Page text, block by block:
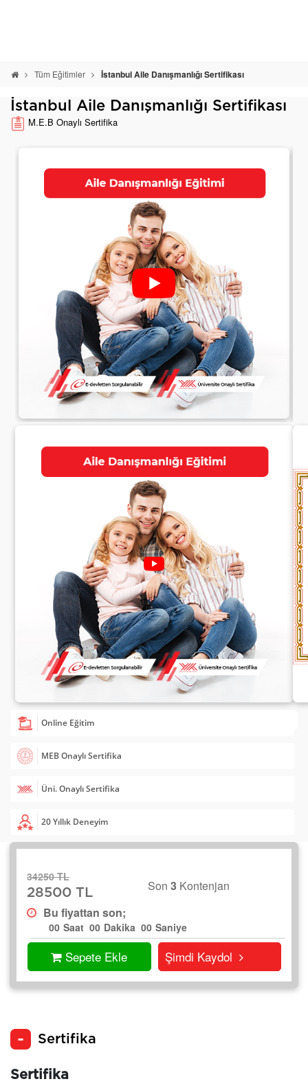
Tüm Eğitimler İstanbul Aile Danışmanlığı Sertifikası
İstanbul Aile Danışmanlığı Sertifikası
M.E.B Onaylı Sertifika
20 Yıllık Deneyim
Üni. Onaylı Sertifika
MEB Onaylı Sertifika
Online Eğitim
34250 TL
28500 TL
Son 3Kontenjan
Bu fiyattan son;
00 Saat 00 Dakika 00 Saniye
Sepete Ekle Şimdi Kaydol
Sertifika
Sertifika